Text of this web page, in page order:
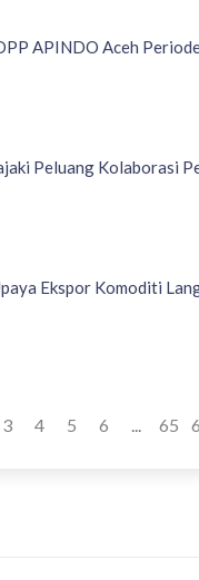
APINDO Aceh
Peluang Kolaborasi
Ekspor Komoditi
3 4 5 6 ... 65